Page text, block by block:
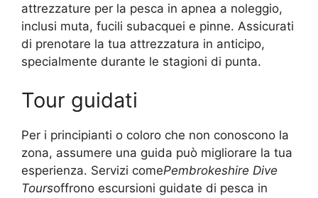
attrezzature per la pesca in apnea a noleggio,
inclusi muta, fucili subacquei e pinne. Assicurati
di prenotare la tua attrezzatura in anticipo,
specialmente durante le stagioni di punta.
Tour guidati
Per i principianti o coloro che non conoscono la
zona, assumere una guida può migliorare la tua
esperienza. Servizi comePembrokeshire Dive
Toursoffrono escursioni guidate di pesca in